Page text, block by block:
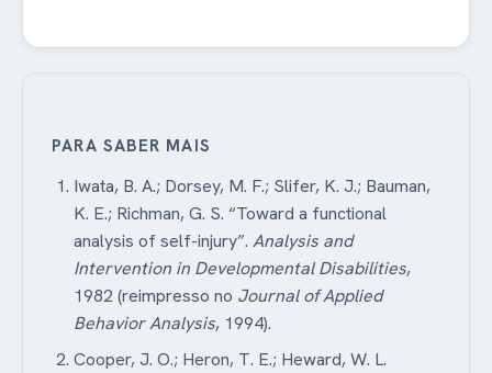
PARA SABER MAIS
Iwata, B. A.; Dorsey, M. F.; Slifer, K. J.; Bauman,
K. E.; Richman, G. S. “Toward a functional
analysis of self-injury”. Analysis and
Intervention in Developmental Disabilities,
1982 (reimpresso no Journal of Applied
Behavior Analysis, 1994).
Cooper, J. O.; Heron, T. E.; Heward, W. L.